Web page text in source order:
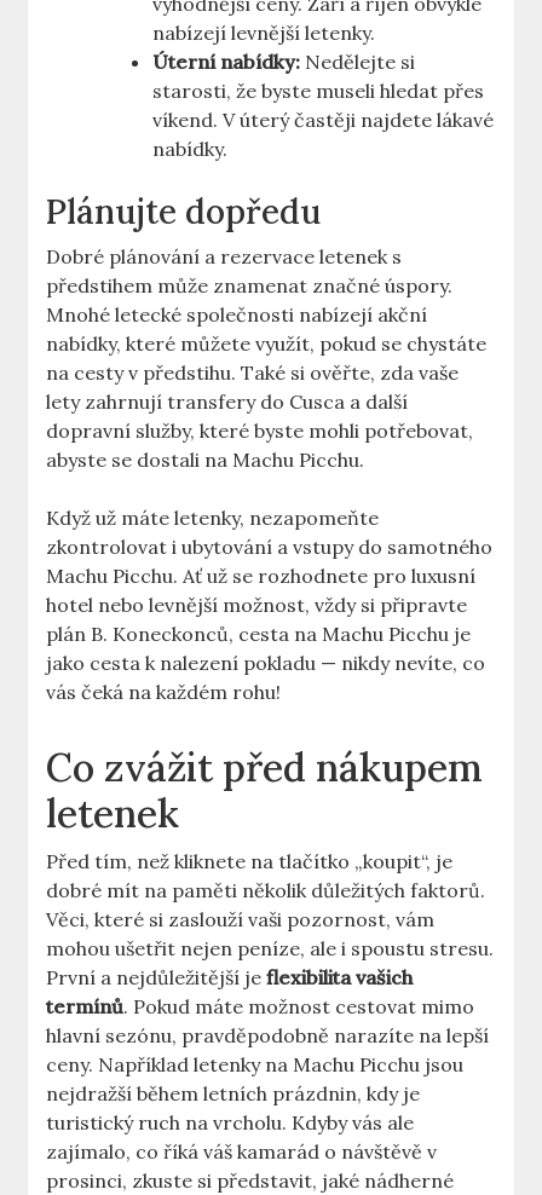
nabízejí levnější letenky.
Úterní nabídky: Nedělejte si
starosti, že byste museli hledat přes
víkend. V úterý častěji najdete lákavé
nabídky.
Plánujte dopředu
Dobré plánování a rezervace letenek s
předstihem může znamenat značné úspory.
Mnohé letecké společnosti nabízejí akční
nabídky, které můžete využít, pokud se chystáte
na cesty v předstihu. Také si ověřte, zda vaše
lety zahrnují transfery do Cusca a další
dopravní služby, které byste mohli potřebovat,
abyste se dostali na Machu Picchu.
Když už máte letenky, nezapomeňte
zkontrolovat i ubytování a vstupy do samotného
Machu Picchu. Ať už se rozhodnete pro luxusní
hotel nebo levnější možnost, vždy si připravte
plán B. Koneckonců, cesta na Machu Picchu je
jako cesta k nalezení pokladu — nikdy nevíte, co
vás čeká na každém rohu!
Co zvážit před nákupem
letenek
Před tím, než kliknete na tlačítko „koupit“, je
dobré mít na paměti několik důležitých faktorů.
Věci, které si zaslouží vaši pozornost, vám
mohou ušetřit nejen peníze, ale i spoustu stresu.
První a nejdůležitější jeflexibilita vašich
termínů. Pokud máte možnost cestovat mimo
hlavní sezónu, pravděpodobně narazíte na lepší
ceny. Například letenky na Machu Picchu jsou
nejdražší během letních prázdnin, kdy je
turistický ruch na vrcholu. Kdyby vás ale
zajímalo, co říká váš kamarád o návštěvě v
prosinci, zkuste si představit, jaké nádherné